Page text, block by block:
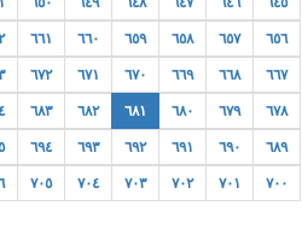
٦٥٦ ٦٥٧ ٦٥٨ ٦٥٩ ٦٦٠ ٦٦١
٦٦٧ ٦٦٨ ٦٦٩ ٦٧٠ ٦٧١ ٦٧٢
٦٧٨ ٦٧٩ ٦٨٠ ٦٨١ ٦٨٢ ٦٨٣
٦٨٩ ٦٩٠ ٦٩١ ٦٩٢ ٦٩٣ ٦٩٤
٧٠٠ ٧٠١ ٧٠٢ ٧٠٣ ٧٠٤ ٧٠٥